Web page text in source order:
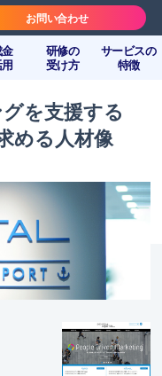
研修の
受け方
サービスの
特徴
お問い合わせ
を支援する
める人材像